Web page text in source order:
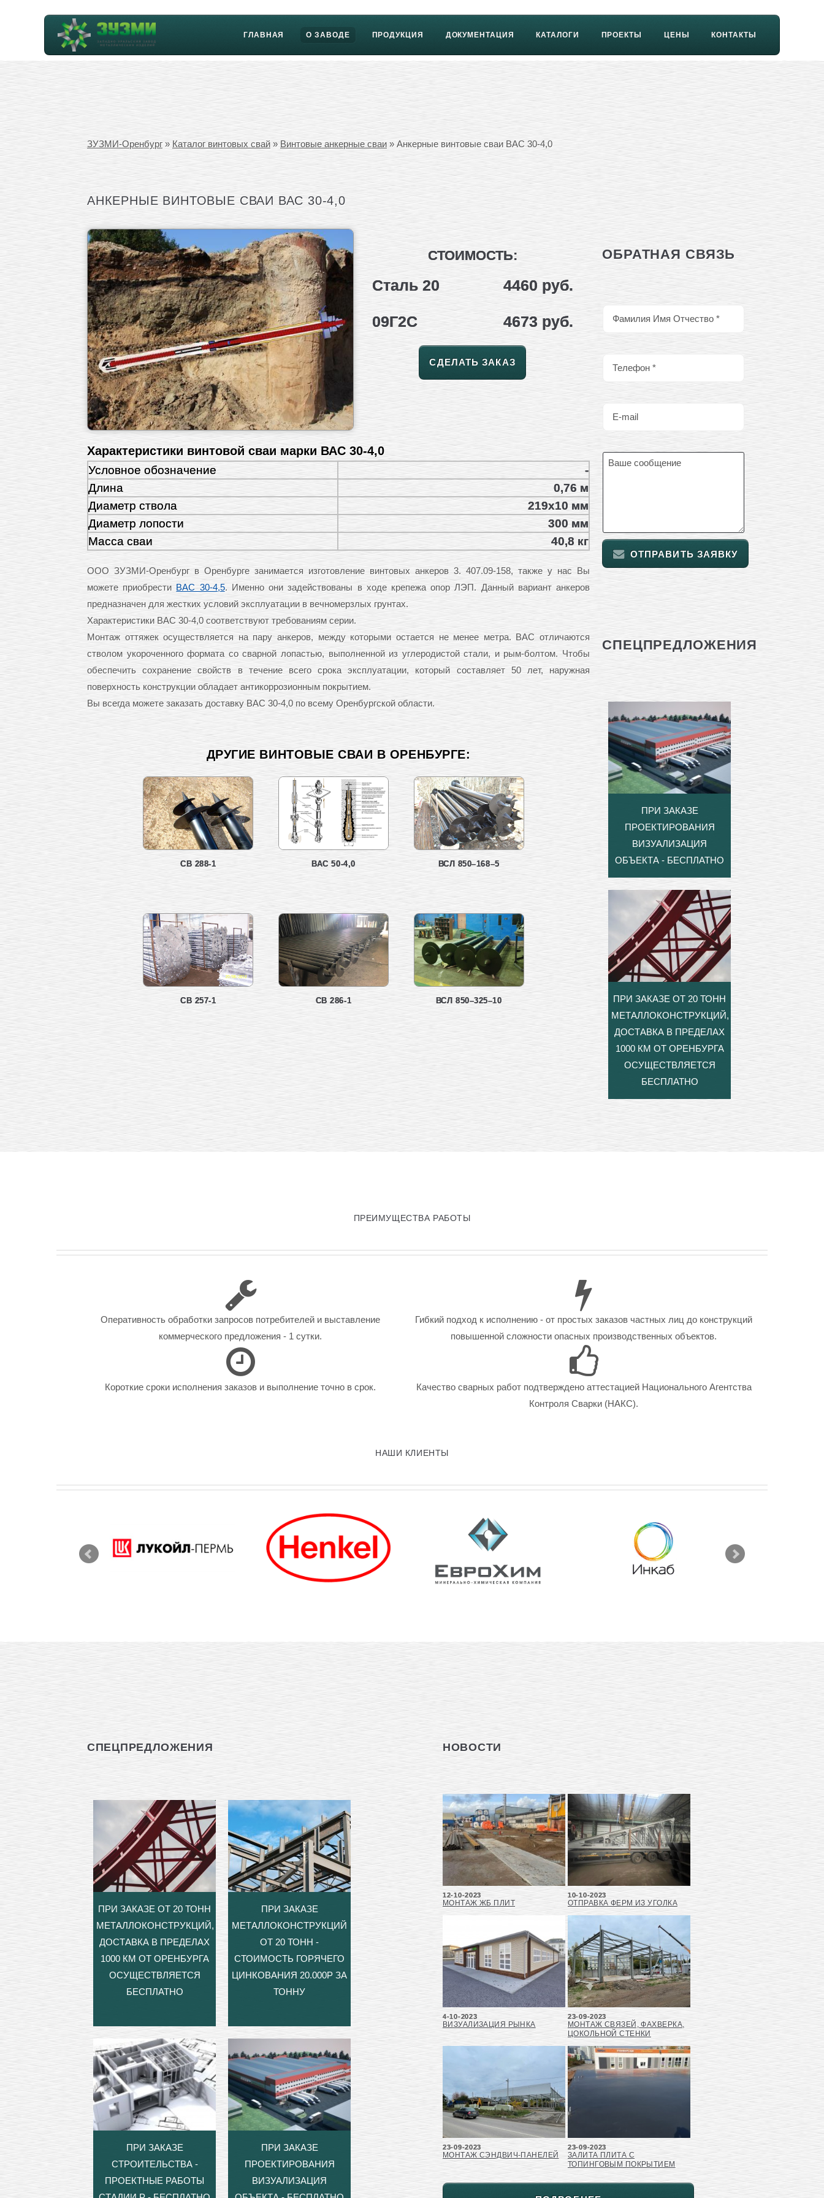
ГЛАВНАЯ О ЗАВОДЕ ПРОДУКЦИЯ ДОКУМЕНТАЦИЯ КАТАЛОГИ ПРОЕКТЫ ЦЕНЫ КОНТАКТЫ
ЗУЗМИ-Оренбург» Каталог винтовых свай » Винтовые анкерные сваи » Анкерные винтовые сваи ВАС 30-4,0
АНКЕРНЫЕ ВИНТОВЫЕ СВАИ ВАС 30-4,0
СТОИМОСТЬ:
Сталь 20 4460 руб.
09Г2С 4673 руб.
СДЕЛАТЬ ЗАКАЗ
Характеристики винтовой сваи марки ВАС 30-4,0
Условное обозначение
-
Длина
0,76 м
Диаметр ствола
219x10 мм
Диаметр лопости
300 мм
Масса сваи
40,8 кг
ООО ЗУЗМИ-Оренбург в Оренбурге занимается изготовление винтовых анкеров 3. 407.09-158, также у нас Вы
можете приобрести ВАС 30-4,5. Именно они задействованы в ходе крепежа опор ЛЭП. Данный вариант анкеров
предназначен для жестких условий эксплуатации в вечномерзлых грунтах.
Характеристики ВАС 30-4,0 соответствуют требованиям серии.
Монтаж оттяжек осуществляется на пару анкеров, между которыми остается не менее метра. ВАС отличаются
стволом укороченного формата со сварной лопастью, выполненной из углеродистой стали, и рым-болтом. Чтобы
обеспечить сохранение свойств в течение всего срока эксплуатации, который составляет 50 лет, наружная
поверхность конструкции обладает антикоррозионным покрытием.
Вы всегда можете заказать доставку ВАС 30-4,0 по всему Оренбургской области.
ДРУГИЕ ВИНТОВЫЕ СВАИ В ОРЕНБУРГЕ:
СВ 288-1 ВАС 50-4,0 ВСЛ 850–168–5
СВ 257-1 СВ 286-1 ВСЛ 850–325–10
ОБРАТНАЯ СВЯЗЬ
ОТПРАВИТЬ ЗАЯВКУ
СПЕЦПРЕДЛОЖЕНИЯ
ПРИ ЗАКАЗЕ
ПРОЕКТИРОВАНИЯ
ВИЗУАЛИЗАЦИЯ
ОБЪЕКТА - БЕСПЛАТНО
ПРИ ЗАКАЗЕ ОТ 20 ТОНН
МЕТАЛЛОКОНСТРУКЦИЙ,
ДОСТАВКА В ПРЕДЕЛАХ
1000 КМ ОТ ОРЕНБУРГА
ОСУЩЕСТВЛЯЕТСЯ
БЕСПЛАТНО
ПРЕИМУЩЕСТВА РАБОТЫ
Оперативность обработки запросов потребителей и выставление
коммерческого предложения - 1 сутки.
Гибкий подход к исполнению - от простых заказов частных лиц до конструкций
повышенной сложности опасных производственных объектов.
Короткие сроки исполнения заказов и выполнение точно в срок.
Качество сварных работ подтверждено аттестацией Национального Агентства
Контроля Сварки (НАКС).
НАШИ КЛИЕНТЫ
СПЕЦПРЕДЛОЖЕНИЯ
ПРИ ЗАКАЗЕ ОТ 20 ТОНН
МЕТАЛЛОКОНСТРУКЦИЙ,
ДОСТАВКА В ПРЕДЕЛАХ
1000 КМ ОТ ОРЕНБУРГА
ОСУЩЕСТВЛЯЕТСЯ
БЕСПЛАТНО
ПРИ ЗАКАЗЕ
МЕТАЛЛОКОНСТРУКЦИЙ
ОТ 20 ТОНН -
СТОИМОСТЬ ГОРЯЧЕГО
ЦИНКОВАНИЯ 20.000Р ЗА
ТОННУ
ПРИ ЗАКАЗЕ
СТРОИТЕЛЬСТВА -
ПРОЕКТНЫЕ РАБОТЫ
ПРИ ЗАКАЗЕ
ПРОЕКТИРОВАНИЯ
ВИЗУАЛИЗАЦИЯ
НОВОСТИ
12-10-2023
МОНТАЖ ЖБ ПЛИТ
10-10-2023
ОТПРАВКА ФЕРМ ИЗ УГОЛКА
4-10-2023
ВИЗУАЛИЗАЦИЯ РЫНКА
23-09-2023
МОНТАЖ СВЯЗЕЙ, ФАХВЕРКА,
ЦОКОЛЬНОЙ СТЕНКИ
23-09-2023
МОНТАЖ СЭНДВИЧ-ПАНЕЛЕЙ
23-09-2023
ЗАЛИТА ПЛИТА С
ТОПИНГОВЫМ ПОКРЫТИЕМ